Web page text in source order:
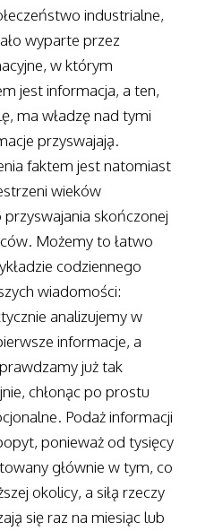
industrialne,
wyparte przez
w którym
jest informacja, a ten,
ma władzę nad tymi
przyswajają.
faktem jest natomiast
wieków
skończonej
Możemy to łatwo
codziennego
wiadomości:
analizujemy w
informacje, a
już tak
chłonąc po prostu
Podaż informacji
ponieważ od tysięcy
głównie w tym, co
okolicy, a siłą rzeczy
się raz na miesiąc lub